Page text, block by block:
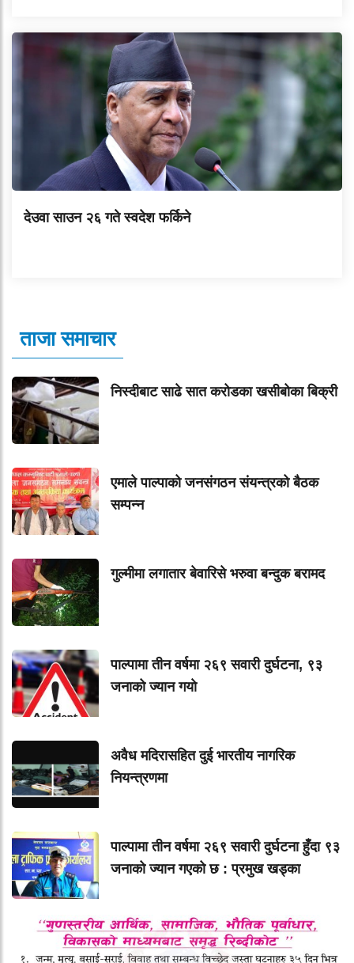
देउवा साउन २६ गते स्वदेश फर्किने
ताजा समाचार
निस्दीबाट साढे सात करोडका खसीबोका बिक्री
एमाले पाल्पाको जनसंगठन संयन्त्रको बैठक
सम्पन्न
गुल्मीमा लगातार बेवारिसे भरुवा बन्दुक बरामद
पाल्पामा तीन वर्षमा २६९ सवारी दुर्घटना, ९३
जनाको ज्यान गयाे
अवैध मदिरासहित दुई भारतीय नागरिक
नियन्त्रणमा
पाल्पामा तीन वर्षमा २६९ सवारी दुर्घटना हुँदा ९३
जनाको ज्यान गएको छ : प्रमुख खड्का